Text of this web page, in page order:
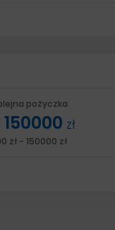
pożyczka
150000 zł
zł - 150000 zł